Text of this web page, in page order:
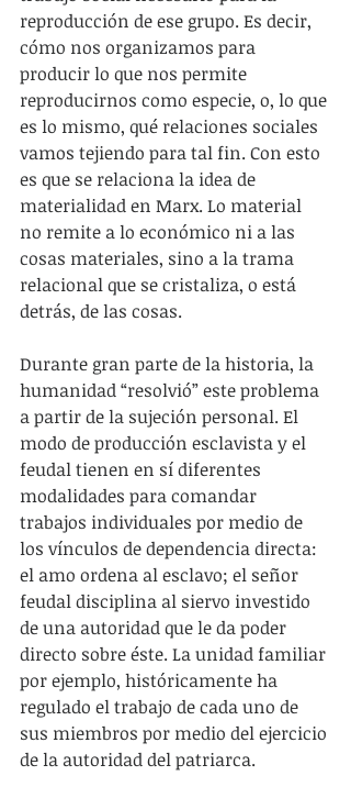
reproducción de ese grupo. Es decir,
cómo nos organizamos para
producir lo que nos permite
reproducirnos como especie, o, lo que
es lo mismo, qué relaciones sociales
vamos tejiendo para tal fin. Con esto
es que se relaciona la idea de
materialidad en Marx. Lo material
no remite a lo económico ni a las
cosas materiales, sino a la trama
relacional que se cristaliza, o está
detrás, de las cosas.
Durante gran parte de la historia, la
humanidad “resolvió” este problema
a partir de la sujeción personal. El
modo de producción esclavista y el
feudal tienen en sí diferentes
modalidades para comandar
trabajos individuales por medio de
los vínculos de dependencia directa:
el amo ordena al esclavo; el señor
feudal disciplina al siervo investido
de una autoridad que le da poder
directo sobre éste. La unidad familiar
por ejemplo, históricamente ha
regulado el trabajo de cada uno de
sus miembros por medio del ejercicio
de la autoridad del patriarca.